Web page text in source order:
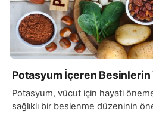
Potasyum İçeren Besinlerin
Potasyum, vücut için hayati
sağlıklı bir beslenme düzeninin